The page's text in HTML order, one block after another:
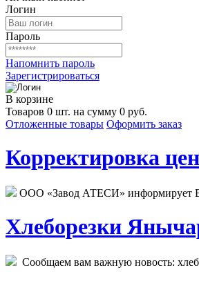
Логин
Пароль
Напомнить пароль
Зарегистрироваться
В корзине
Товаров 0 шт. на сумму 0 руб.
Отложенные товары Оформить заказ
Корректировка
ООО «Завод АТЕСИ» информирует
Хлеборезки
Сообщаем вам важную новость: